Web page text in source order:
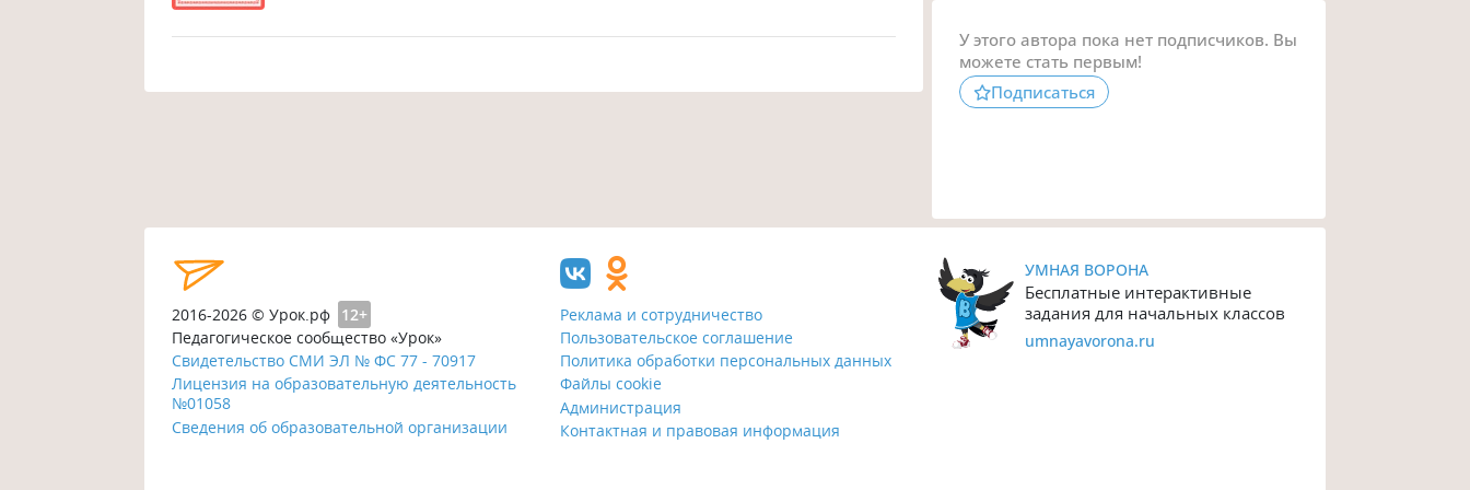
У этого автора пока нет подписчиков. Вы
можете стать первым!
Подписаться
2016-2026 © Урок.рф 12+
Педагогическое сообщество «Урок»
Свидетельство СМИ ЭЛ № ФС 77 - 70917
Лицензия на образовательную деятельность
№01058
Сведения об образовательной организации
Реклама и сотрудничество
Пользовательское соглашение
Политика обработки персональных данных
Файлы cookie
Администрация
Контактная и правовая информация
УМНАЯ ВОРОНА
Бесплатные интерактивные
задания для начальных классов
umnayavorona.ru